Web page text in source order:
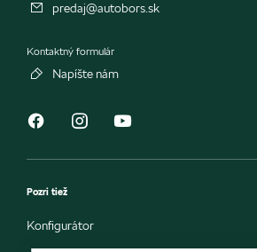
predaj@autobors.sk
Kontaktný formulár
Napíšte nám
Pozri tiež
Konfigurátor